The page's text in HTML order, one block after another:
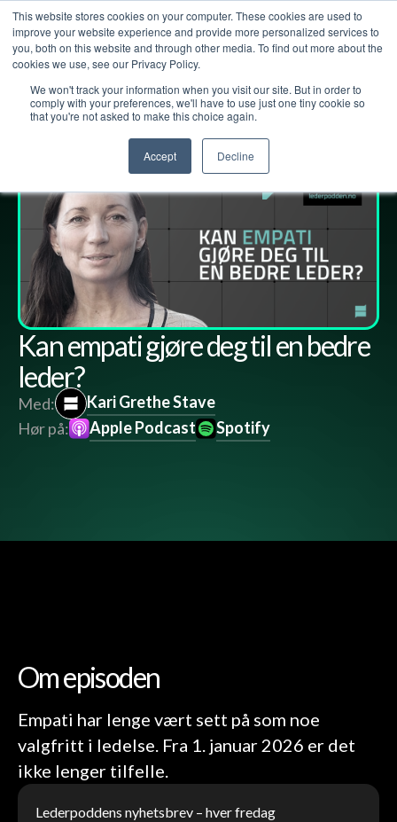
This website stores cookies on your computer. These cookies are used to
improve your website experience and provide more personalized services to
you, both on this website and through other media. To find out more about the
cookies we use, see our Privacy Policy.
We won't track your information when you visit our site. But in order to
comply with your preferences, we'll have to use just one tiny cookie so
that you're not asked to make this choice again.
Accept Decline
Lederpodden 30jan2026 298 Del
Kan empati gjøre deg til en bedre
leder?
Med:
Kari Grethe Stave
Hør på:
Apple Podcast Spotify
Om episoden
Empati har lenge vært sett på som noe
valgfritt i ledelse. Fra 1. januar 2026 er det
ikke lenger tilfelle.
Lederpoddens nyhetsbrev – hver fredag